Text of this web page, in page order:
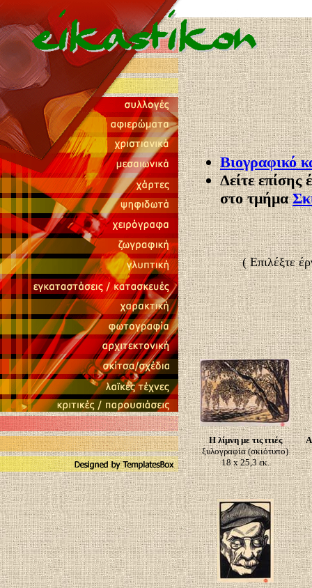
Βιογραφικό
Δείτε επίσης
στο τμήμα
( Επιλέξτε
H λίμνη με τις ιτιές
ξυλογραφία (σκιότυπο)
18 x 25,3 εκ.